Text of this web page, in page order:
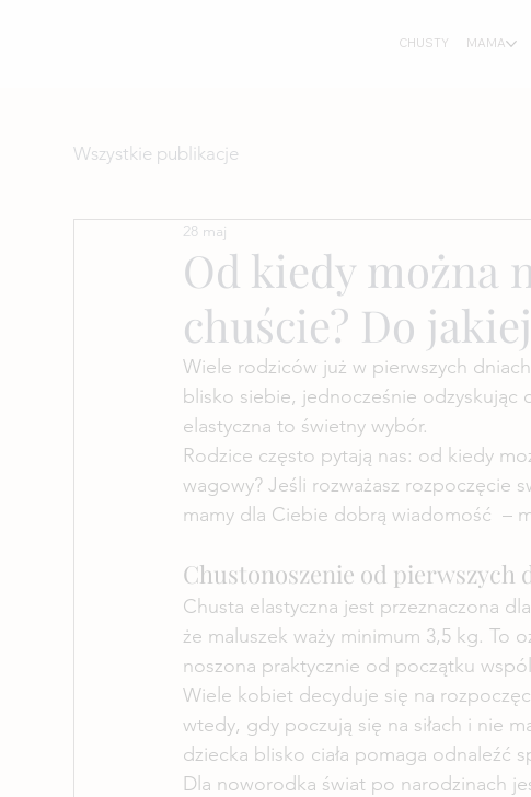
CHUSTY MAMA
Wszystkie publikacje
Od kiedy można
chuście? Do
28 maj
Wiele rodziców już w pierwszych
blisko siebie, jednocześnie
elastyczna to świetny wybór.
Rodzice często pytają nas: od kiedy
wagowy? Jeśli rozważasz rozpoczęcie
mamy dla Ciebie dobrą wiadomość  –
Chustonoszenie od pierwszych
Chusta elastyczna jest przeznaczona
że maluszek waży minimum 3,5 kg. To
noszona praktycznie od początku
Wiele kobiet decyduje się na
wtedy, gdy poczują się na siłach i nie
dziecka blisko ciała pomaga odnaleźć
Dla noworodka świat po narodzinach